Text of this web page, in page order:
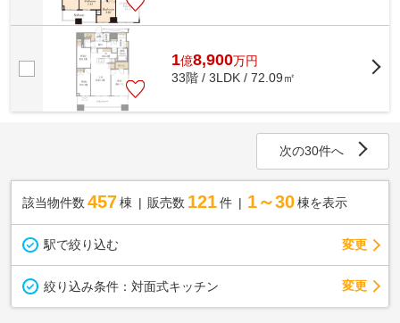
1億8,900万円
33階 / 3LDK / 72.09㎡
次の30件へ
該当物件数 457棟 販売数 121 件 1～30 棟を表示
駅で絞り込む 変更
絞り込み条件： 対面式キッチン 変更